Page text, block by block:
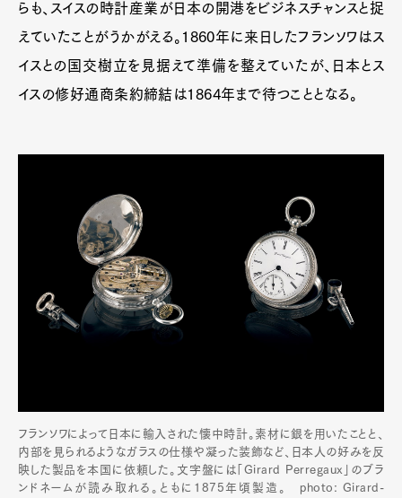
らも、スイスの時計産業が日本の開港をビジネスチャンスと捉
えていたことがうかがえる。1860年に来日したフランソワはス
イスとの国交樹立を見据えて準備を整えていたが、日本とス
イスの修好通商条約締結は1864年まで待つこととなる。
フランソワによって日本に輸入された懐中時計。素材に銀を用いたことと、
内部を見られるようなガラスの仕様や凝った装飾など、日本人の好みを反
映した製品を本国に依頼した。文字盤には「Girard Perregaux」のブラ
ンドネームが読み取れる。ともに1875年頃製造。 photo: Girard-